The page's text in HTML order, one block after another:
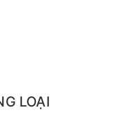
LOẠI